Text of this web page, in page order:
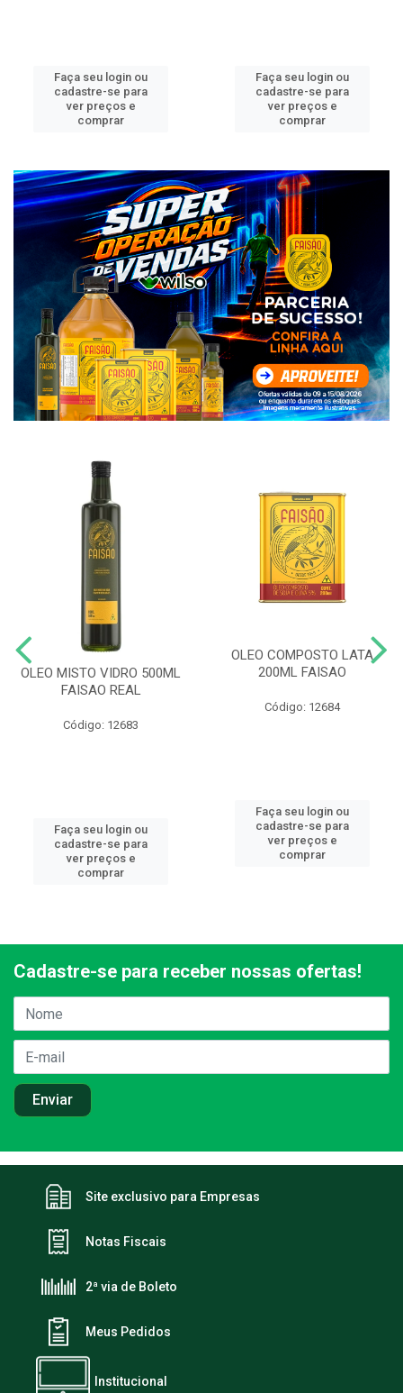
Faça seu login ou
cadastre-se para
ver preços e
comprar
Faça seu login ou
cadastre-se para
ver preços e
comprar
OLEO MISTO VIDRO 500ML
FAISAO REAL
Código: 12683
Faça seu login ou
cadastre-se para
ver preços e
comprar
OLEO COMPOSTO LATA
200ML FAISAO
Código: 12684
Faça seu login ou
cadastre-se para
ver preços e
comprar
Cadastre-se para receber nossas ofertas!
Site exclusivo para Empresas
Notas Fiscais
2ª via de Boleto
Meus Pedidos
Institucional